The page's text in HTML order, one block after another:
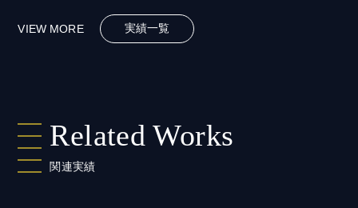
VIEW MORE 実績一覧
Related Works
関連実績